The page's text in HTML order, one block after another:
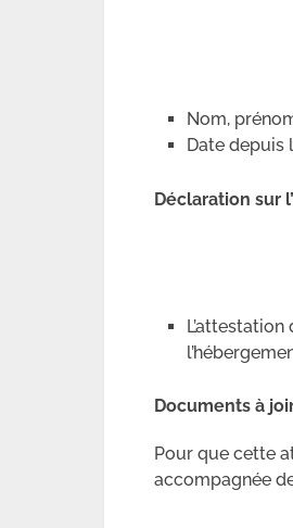
Nom,
Date depuis
Déclaration sur
Documents à
Pour que cette
accompagnée